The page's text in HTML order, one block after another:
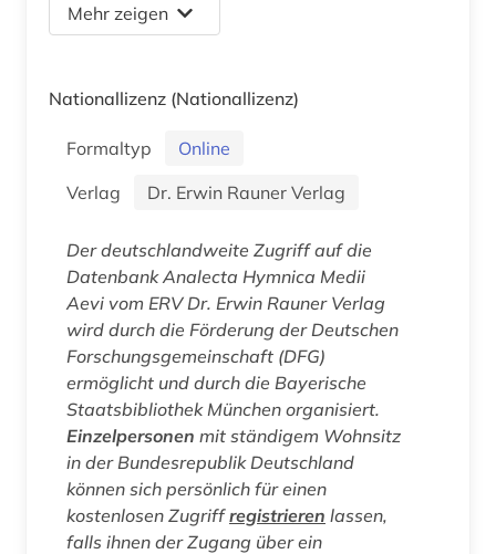
Mehr zeigen
Nationallizenz (Nationallizenz)
Formaltyp
Online
Verlag
Dr. Erwin Rauner Verlag
Der deutschlandweite Zugriff auf die
DatenbankAnalecta Hymnica Medii
Aevi vom ERV Dr. Erwin Rauner Verlag
wird durch die Förderung der Deutschen
Forschungsgemeinschaft (DFG)
ermöglicht und durch die Bayerische
Staatsbibliothek München organisiert.
Einzelpersonen mit ständigem Wohnsitz
in der Bundesrepublik Deutschland
können sich persönlich für einen
kostenlosen Zugriffregistrieren lassen,
falls ihnen der Zugang über ein